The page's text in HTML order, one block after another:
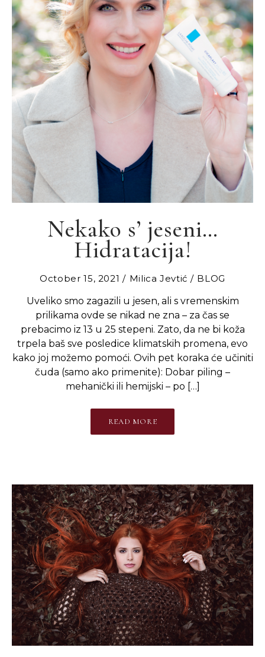
Nekako s’ jeseni…
Hidratacija!
October 15, 2021 Milica Jevtić
BLOG
Uveliko smo zagazili u jesen, ali s vremenskim
prilikama ovde se nikad ne zna – za čas se
prebacimo iz 13 u 25 stepeni. Zato, da ne bi koža
trpela baš sve posledice klimatskih promena, evo
kako joj možemo pomoći. Ovih pet koraka će učiniti
čuda (samo ako primenite): Dobar piling –
mehanički ili hemijski – po […]
READ MORE